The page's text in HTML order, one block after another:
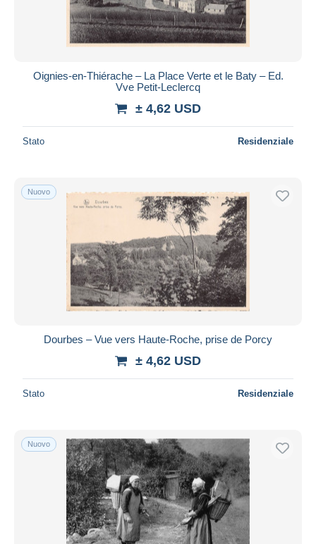
Oignies-en-Thiérache – La Place Verte et le Baty – Ed.
Vve Petit-Leclercq
± 4,62 USD
Stato Residenziale
Nuovo
Dourbes – Vue vers Haute-Roche, prise de Porcy
± 4,62 USD
Stato Residenziale
Nuovo